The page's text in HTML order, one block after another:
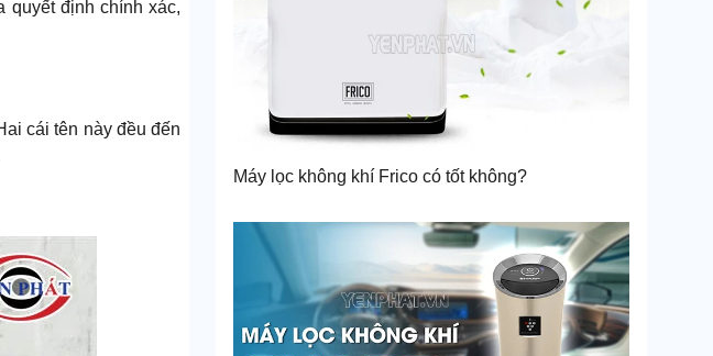
quyết định chính xác,
cái tên này đều đến
Máy lọc không khí Frico có tốt không?